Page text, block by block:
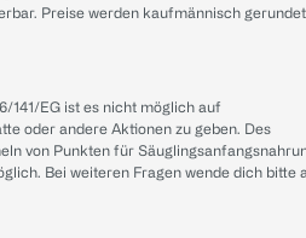
Preise werden kaufmännisch
141/EG ist es nicht möglich auf
oder andere Aktionen zu geben. Des
von Punkten für
Bei weiteren Fragen wende dich bitte